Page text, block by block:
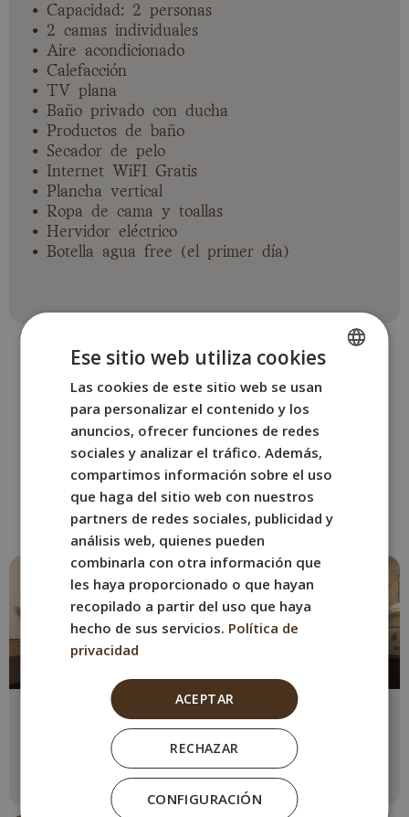
• Capacidad: 2 personas
• 2 camas individuales
• Aire acondicionado
• Calefacción
• TV plana
• Baño privado con ducha
• Productos de baño
• Secador de pelo
• Internet WiFI Gratis
• Plancha vertical
• Ropa de cama y toallas
• Hervidor eléctrico
• Botella agua free (el primer día)
OTRAS HABITACIONES
Reserva la habitación de
BYPILLOW del Presto
que mejor se adapte a ti.
Doble Económica
Max. 2 personas
1 cama doble
Ver más
Doble Interior
Max. 2 personas
1 cama doble
Ver más
SPANISH
FRENCH
ITALIAN
Ese sitio web utiliza cookies
Las cookies de este sitio web se usan
para personalizar el contenido y los
anuncios, ofrecer funciones de redes
sociales y analizar el tráfico. Además,
compartimos información sobre el uso
que haga del sitio web con nuestros
partners de redes sociales, publicidad y
análisis web, quienes pueden
combinarla con otra información que
les haya proporcionado o que hayan
recopilado a partir del uso que haya
hecho de sus servicios. Política de
privacidad
ACEPTAR
RECHAZAR
CONFIGURACIÓN